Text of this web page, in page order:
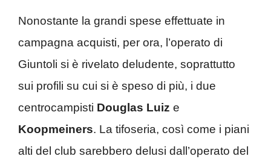
Nonostante la grandi spese effettuate in
campagna acquisti, per ora, l’operato di
Giuntoli si è rivelato deludente, soprattutto
sui profili su cui si è speso di più, i due
centrocampisti Douglas Luiz e
Koopmeiners. La tifoseria, così come i piani
alti del club sarebbero delusi dall’operato del